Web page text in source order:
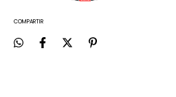
COMPARTIR